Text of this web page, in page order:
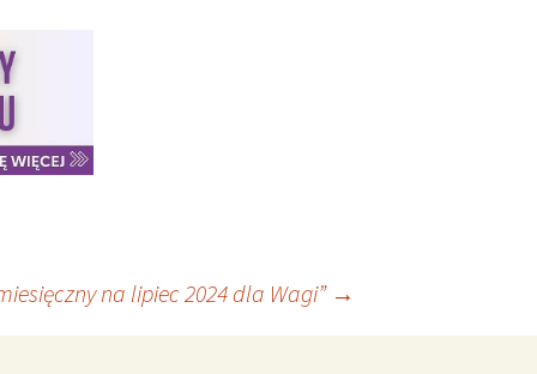
na lipiec 2024 dla Wagi” →